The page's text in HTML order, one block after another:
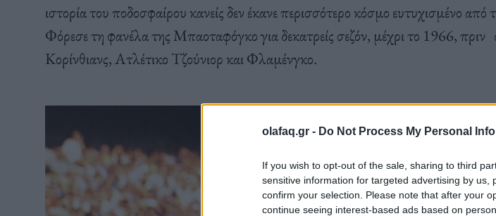
olafaq.gr - Do Not Process My Personal
If you wish to opt-out of the sale, sharing to third
sensitive information for targeted advertising by us,
confirm your selection. Please note that after your
continue seeing interest-based ads based on
ιστορία του ποδοσφαίρου κανείς δεν έκανε περισσότερο κόσμο ευτυχισμένο από
Φόρεσε τη φανέλα της Μπαοταφόγκο για δεκατρείς σεζόν, μέχρι το 1966, πριν
Κορίνθιανς, Ατλέτικο Τζούνιορ και Φλαμένγκο.